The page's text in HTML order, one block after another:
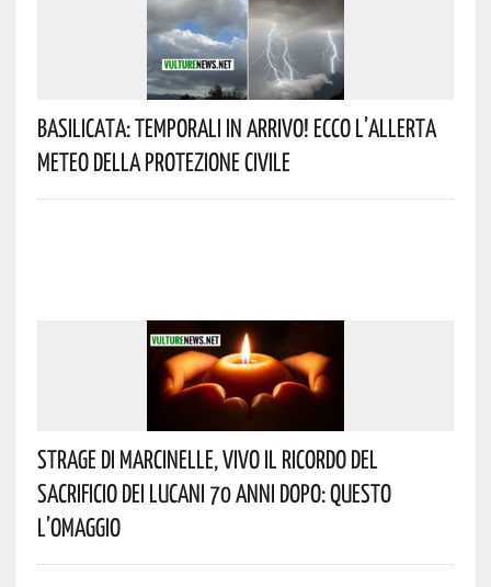
Basilicata: Temporali In Arrivo! Ecco L’allerta
Meteo Della Protezione Civile
Strage Di Marcinelle, Vivo Il Ricordo Del
Sacrificio Dei Lucani 70 Anni Dopo: Questo
L’omaggio